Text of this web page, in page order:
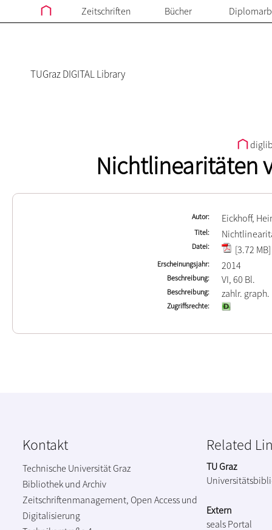
Zeitschriften Bücher
TUGraz DIGITAL Library
Nichtlinearitäten
Autor Eickhoff,
Titel
Datei [3.72 MB]
Erscheinungsjahr 2014
Beschreibung VI, 60 Bl.
Beschreibung zahlr.
Zugriffsrechte
Kontakt
Technische Universität Graz
Bibliothek und Archiv
Zeitschriftenmanagement, Open Access und
Digitalisierung
Related
TU Graz
Extern
seals Portal